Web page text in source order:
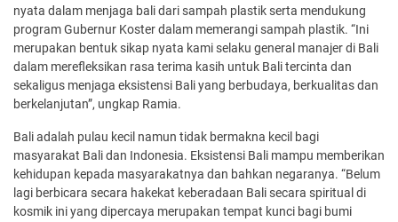
nyata dalam menjaga bali dari sampah plastik serta mendukung
program Gubernur Koster dalam memerangi sampah plastik. “Ini
merupakan bentuk sikap nyata kami selaku general manajer di Bali
dalam merefleksikan rasa terima kasih untuk Bali tercinta dan
sekaligus menjaga eksistensi Bali yang berbudaya, berkualitas dan
berkelanjutan”, ungkap Ramia.
Bali adalah pulau kecil namun tidak bermakna kecil bagi
masyarakat Bali dan Indonesia. Eksistensi Bali mampu memberikan
kehidupan kepada masyarakatnya dan bahkan negaranya. “Belum
lagi berbicara secara hakekat keberadaan Bali secara spiritual di
kosmik ini yang dipercaya merupakan tempat kunci bagi bumi